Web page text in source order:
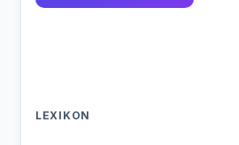
LEXIKON